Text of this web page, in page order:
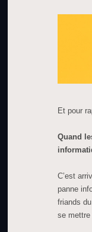
Et pour
Quand
C’est
panne
friands
se